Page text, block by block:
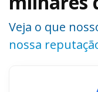
Veja o que
nossa